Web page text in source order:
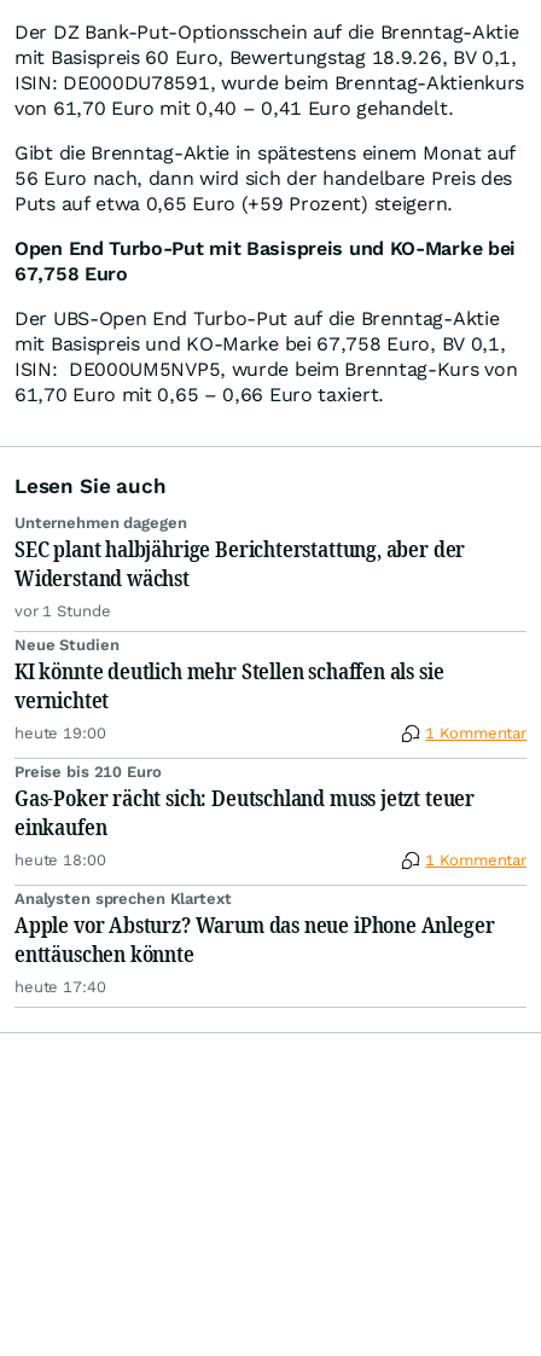
Der DZ Bank-Put-Optionsschein auf die Brenntag-Aktie
mit Basispreis 60 Euro, Bewertungstag 18.9.26, BV 0,1,
ISIN: DE000DU78591, wurde beim Brenntag-Aktienkurs
von 61,70 Euro mit 0,40 – 0,41 Euro gehandelt.
Gibt die Brenntag-Aktie in spätestens einem Monat auf
56 Euro nach, dann wird sich der handelbare Preis des
Puts auf etwa 0,65 Euro (+59 Prozent) steigern.
Open End Turbo-Put mit Basispreis und KO-Marke bei
67,758 Euro
Der UBS-Open End Turbo-Put auf die Brenntag-Aktie
mit Basispreis und KO-Marke bei 67,758 Euro, BV 0,1,
ISIN: DE000UM5NVP5, wurde beim Brenntag-Kurs von
61,70 Euro mit 0,65 – 0,66 Euro taxiert.
Lesen Sie auch
Unternehmen dagegen
SEC plant halbjährige Berichterstattung, aber der
Widerstand wächst
vor 1 Stunde
Neue Studien
KI könnte deutlich mehr Stellen schaffen als sie
vernichtet
heute 19:00 1 Kommentar
Preise bis 210 Euro
Gas-Poker rächt sich: Deutschland muss jetzt teuer
einkaufen
heute 18:00 1 Kommentar
Analysten sprechen Klartext
Apple vor Absturz? Warum das neue iPhone Anleger
enttäuschen könnte
heute 17:40